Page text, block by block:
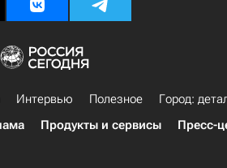
Интервью Полезное
Город:
Продукты и сервисы Пресс-